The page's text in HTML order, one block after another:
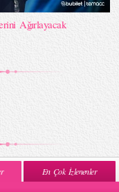
Ağırlayacak
En Çok İzlenenler